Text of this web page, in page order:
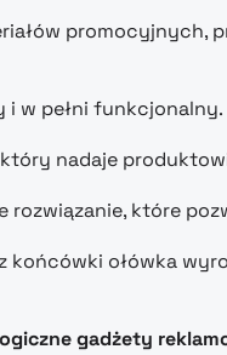
promocyjnych,
i w pełni funkcjonalny.
nadaje
które
końcówki ołówka
gadżety